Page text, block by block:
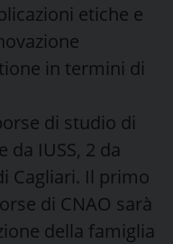
etiche e
in termini di
di studio di
da IUSS, 2 da
Cagliari. Il primo
di CNAO sarà
della famiglia